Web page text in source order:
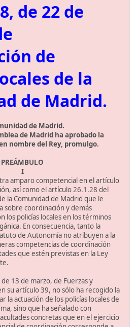
de 22 de
de
de la
de Madrid.
de Madrid.
de Madrid ha aprobado la
nombre del Rey, promulgo.
PREÁMBULO
I
amparo competencial en el artículo
así como el artículo 26.1.28 del
la Comunidad de Madrid que le
sobre coordinación y demás
los policías locales en los términos
En consecuencia, tanto la
de Autonomía no atribuyen a la
competencias de coordinación
que estén previstas en la Ley
13 de marzo, de Fuerzas y
su artículo 39, no sólo ha recogido la
la actuación de los policías locales de
sino que ha señalado con
concretas que en el ejercicio